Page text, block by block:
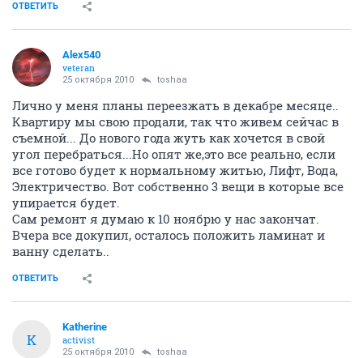
ОТВЕТИТЬ
Alex540
veteran
25 октября 2010 toshaa
Лично у меня планы переезжать в декабре месяце..
Квартиру мы свою продали, так что живем сейчас в
съемной... До нового года жуть как хочется в свой
угол перебраться...Но опят же,это все реально, если
все готово будет к нормальному житью, Лифт, Вода,
Электричество. Вот собственно 3 вещи в которые все
упирается будет.
Сам ремонт я думаю к 10 ноябрю у нас закончат.
Вчера все докупил, осталось положить ламинат и
ванну сделать..
ОТВЕТИТЬ
K
Katherine
activist
25 октября 2010 toshaa